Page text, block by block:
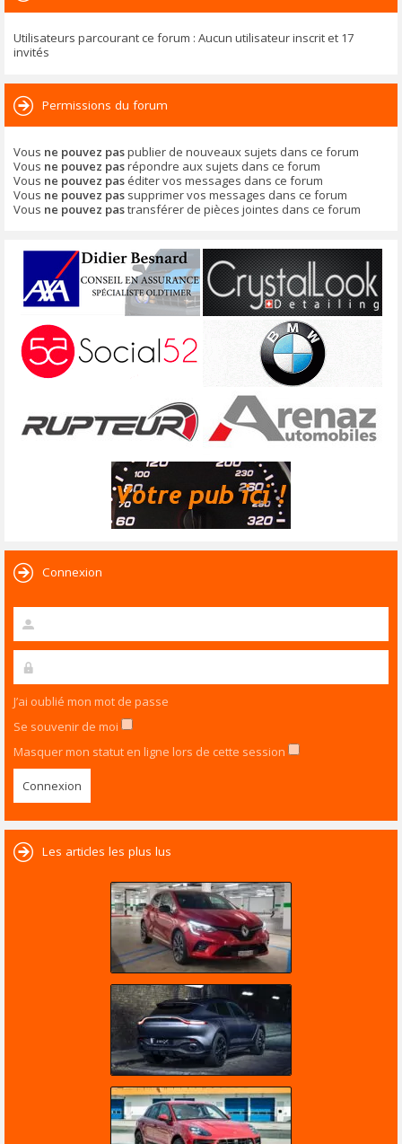
Utilisateurs parcourant ce forum : Aucun utilisateur inscrit et 17
invités
Permissions du forum
Vous ne pouvez paspublier de nouveaux sujets dans ce forum
Vous ne pouvez pasrépondre aux sujets dans ce forum
Vous ne pouvez pas éditer vos messages dans ce forum
Vous ne pouvez pas supprimer vos messages dans ce forum
Vous ne pouvez pastransférer de pièces jointes dans ce forum
Connexion
J’ai oublié mon mot de passe
Se souvenir de moi
Masquer mon statut en ligne lors de cette session
Les articles les plus lus